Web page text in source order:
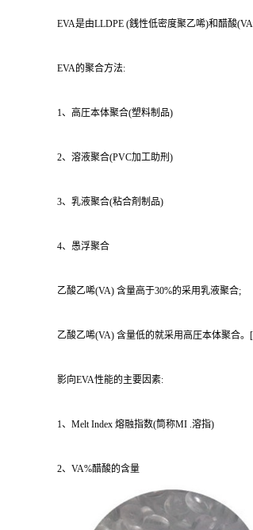
EVA是由LLDPE (銭性低密度聚乙唏)和醋酸
EVA的聚合方法:
1、高圧本体聚合(塑料制品)
2、溶液聚合(PVC加工助刑)
3、乳液聚合(粘合剤制品)
4、愚浮聚合
乙酸乙唏(VA) 含量高于30%的采用乳液聚合;
乙酸乙唏(VA) 含量低的就采用高圧本体聚合。
影向EVA性能的主要因素:
1、Melt Index 熔融指数(筒称MI .溶指)
2、VA%醋酸的含量